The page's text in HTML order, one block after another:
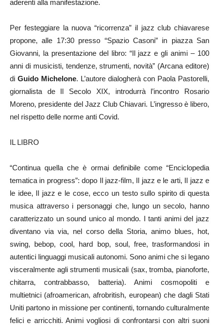
aderenti alla manifestazione.
Per festeggiare la nuova “ricorrenza” il jazz club chiavarese
propone, alle 17:30 presso “Spazio Casoni” in piazza San
Giovanni, la presentazione del libro: “Il jazz e gli animi – 100
anni di musicisti, tendenze, strumenti, novità” (Arcana editore)
di Guido Michelone. L’autore dialogherà con Paola Pastorelli,
giornalista de Il Secolo XIX, introdurrà l’incontro Rosario
Moreno, presidente del Jazz Club Chiavari. L’ingresso è libero,
nel rispetto delle norme anti Covid.
IL LIBRO
“Continua quella che è ormai definibile come “Enciclopedia
tematica in progress”: dopo Il jazz-film, Il jazz e le arti, Il jazz e
le idee, Il jazz e le cose, ecco un testo sullo spirito di questa
musica attraverso i personaggi che, lungo un secolo, hanno
caratterizzato un sound unico al mondo. I tanti animi del jazz
diventano via via, nel corso della Storia, animo blues, hot,
swing, bebop, cool, hard bop, soul, free, trasformandosi in
autentici linguaggi musicali autonomi. Sono animi che si legano
visceralmente agli strumenti musicali (sax, tromba, pianoforte,
chitarra, contrabbasso, batteria). Animi cosmopoliti e
multietnici (afroamerican, afrobritish, european) che dagli Stati
Uniti partono in missione per continenti, tornando culturalmente
felici e arricchiti. Animi vogliosi di confrontarsi con altri suoni